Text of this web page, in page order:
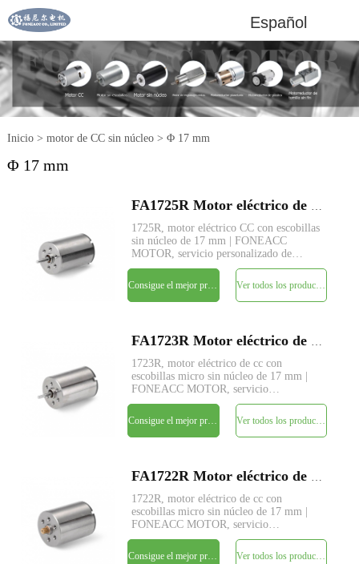
Español
Inicio> motor de CC sin núcleo> Φ 17 mm
Φ 17 mm
1725R, motor eléctrico CC con escobillas
sin núcleo de 17 mm | FONEACC
MOTOR, servicio personalizado de
parámetros disponible.
Ver todos los productos
1723R, motor eléctrico de cc con
escobillas micro sin núcleo de 17 mm |
FONEACC MOTOR, servicio
personalizado de parámetros disponible.
Ver todos los productos
1722R, motor eléctrico de cc con
escobillas micro sin núcleo de 17 mm |
FONEACC MOTOR, servicio
personalizado de parámetros disponible.
Ver todos los productos